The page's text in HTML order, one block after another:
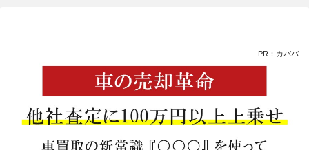
PR：カババ